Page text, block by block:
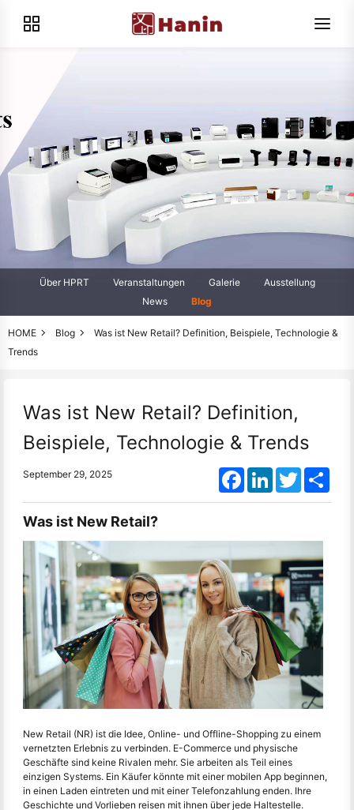
Über HPRT Veranstaltungen Galerie
Ausstellung
News
Blog
HOME Blog
Was ist New Retail? Definition, Beispiele, Technologie &
Trends
Was ist New Retail? Definition,
Beispiele, Technologie & Trends
September 29, 2025 FacebookLinkedInTwitter
Was ist New Retail?
New Retail (NR) ist die Idee, Online- und Offline-Shopping zu einem
vernetzten Erlebnis zu verbinden. E-Commerce und physische
Geschäfte sind keine Rivalen mehr. Sie arbeiten als Teil eines
einzigen Systems. Ein Käufer könnte mit einer mobilen App beginnen,
in einen Laden eintreten und mit einer Telefonzahlung enden. Ihre
Geschichte und Vorlieben reisen mit ihnen über jede Haltestelle.